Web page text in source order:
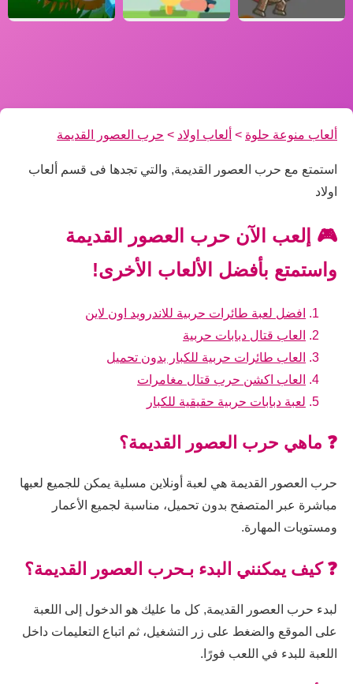
ألعاب منوعة حلوة > ألعاب اولاد > حرب العصور القديمة
استمتع مع حرب العصور القديمة, والتي تجدها فى قسم ألعاب
اولاد
🎮 إلعب الآن حرب العصور القديمة
واستمتع بأفضل الألعاب الأخرى!
افضل لعبة طائرات حربية للاندرويد اون لاين
العاب قتال دبابات حربية
العاب طائرات حربية للكبار بدون تحميل
العاب اكشن حرب قتال مغامرات
لعبة دبابات حربية حقيقية للكبار
❓ ماهي حرب العصور القديمة؟
حرب العصور القديمة هي لعبة أونلاين مسلية يمكن للجميع لعبها
مباشرة عبر المتصفح بدون تحميل، مناسبة لجميع الأعمار
ومستويات المهارة.
❓ كيف يمكنني البدء بـحرب العصور القديمة؟
لبدء حرب العصور القديمة, كل ما عليك هو الدخول إلى اللعبة
على الموقع والضغط على زر التشغيل، ثم اتباع التعليمات داخل
اللعبة للبدء في اللعب فورًا.